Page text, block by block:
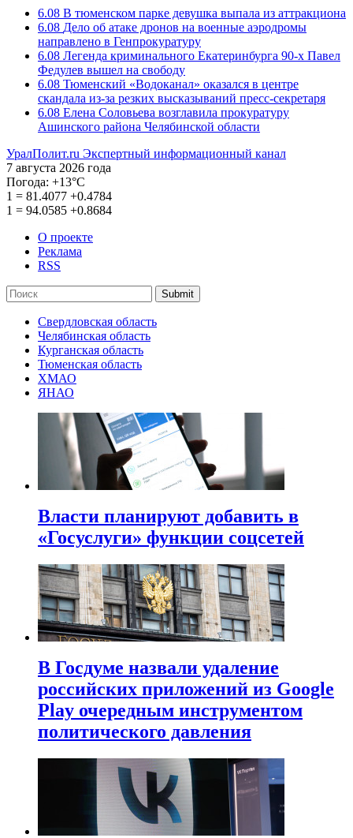
6.08 В тюменском парке девушка выпала из аттракциона
6.08 Дело об атаке дронов на военные аэродромы
направлено в Генпрокуратуру
6.08 Легенда криминального Екатеринбурга 90-х Павел
Федулев вышел на свободу
6.08 Тюменский «Водоканал» оказался в центре
скандала из-за резких высказываний пресс-секретаря
6.08 Елена Соловьева возглавила прокуратуру
Ашинского района Челябинской области
УралПолит.ru Экспертный информационный канал
7 августа 2026 года
Погода: +13°С
1 = 81.4077 +0.4784
1 = 94.0585 +0.8684
О проекте
Реклама
RSS
Submit
Свердловская область
Челябинская область
Курганская область
Тюменская область
ХМАО
ЯНАО
Власти планируют добавить в
«Госуслуги» функции соцсетей
В Госдуме назвали удаление
российских приложений из Google
Play очередным инструментом
политического давления